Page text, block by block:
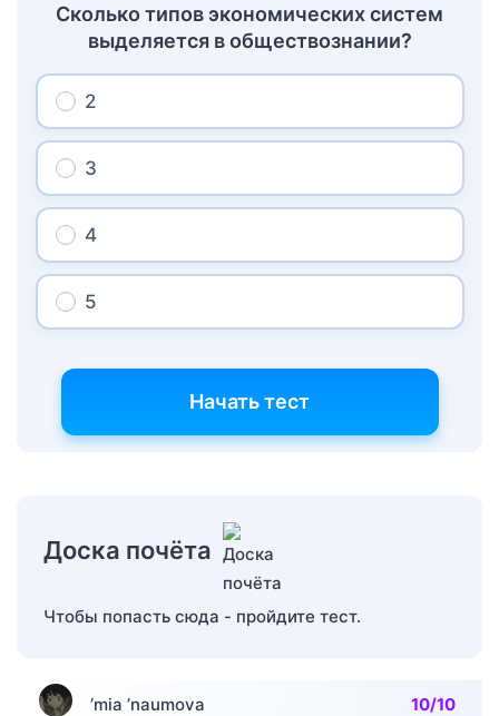
Сколько типов экономических систем
выделяется в обществознании?
2
3
4
5
Начать тест
Доска почёта
Чтобы попасть сюда - пройдите тест.
’mia ’naumova 10/10